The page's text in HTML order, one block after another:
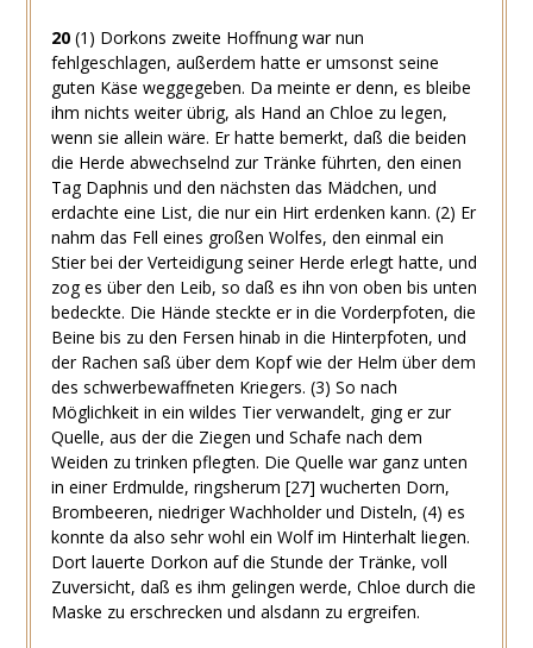
20 (1) Dorkons zweite Hoffnung war nun
fehlgeschlagen, außerdem hatte er umsonst seine
guten Käse weggegeben. Da meinte er denn, es bleibe
ihm nichts weiter übrig, als Hand an Chloe zu legen,
wenn sie allein wäre. Er hatte bemerkt, daß die beiden
die Herde abwechselnd zur Tränke führten, den einen
Tag Daphnis und den nächsten das Mädchen, und
erdachte eine List, die nur ein Hirt erdenken kann. (2) Er
nahm das Fell eines großen Wolfes, den einmal ein
Stier bei der Verteidigung seiner Herde erlegt hatte, und
zog es über den Leib, so daß es ihn von oben bis unten
bedeckte. Die Hände steckte er in die Vorderpfoten, die
Beine bis zu den Fersen hinab in die Hinterpfoten, und
der Rachen saß über dem Kopf wie der Helm über dem
des schwerbewaffneten Kriegers. (3) So nach
Möglichkeit in ein wildes Tier verwandelt, ging er zur
Quelle, aus der die Ziegen und Schafe nach dem
Weiden zu trinken pflegten. Die Quelle war ganz unten
in einer Erdmulde, ringsherum [27] wucherten Dorn,
Brombeeren, niedriger Wachholder und Disteln, (4) es
konnte da also sehr wohl ein Wolf im Hinterhalt liegen.
Dort lauerte Dorkon auf die Stunde der Tränke, voll
Zuversicht, daß es ihm gelingen werde, Chloe durch die
Maske zu erschrecken und alsdann zu ergreifen.